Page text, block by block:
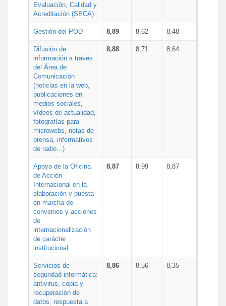
Evaluación, Calidad y
Acreditación (SECA)
Gestión del POD 8,89 8,62 8,48
Difusión de
información a través
del Área de
Comunicación
(noticias en la web,
publicaciones en
medios sociales,
vídeos de actualidad,
fotografías para
microwebs, notas de
prensa, informativos
de radio...)
8,88 8,71 8,64
Apoyo de la Oficina
de Acción
Internacional en la
elaboración y puesta
en marcha de
convenios y acciones
de
internacionalización
de carácter
institucional
8,87 8,99 8,87
Servicios de
seguridad informática:
antivirus, copia y
recuperación de
datos, respuesta a
8,86 8,56 8,35